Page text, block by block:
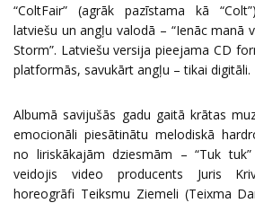
“ColtFair” (agrāk pazīstama kā
latviešu un angļu valodā – “Ienāc manā
Storm”. Latviešu versija pieejama CD
platformās, savukārt angļu – tikai digitāli.
Albumā savijušās gadu gaitā krātas
emocionāli piesātinātu melodiskā
no liriskākajām dziesmām – “Tuk
veidojis video producents Juris
horeogrāfi Teiksmu Ziemeli (Teixma